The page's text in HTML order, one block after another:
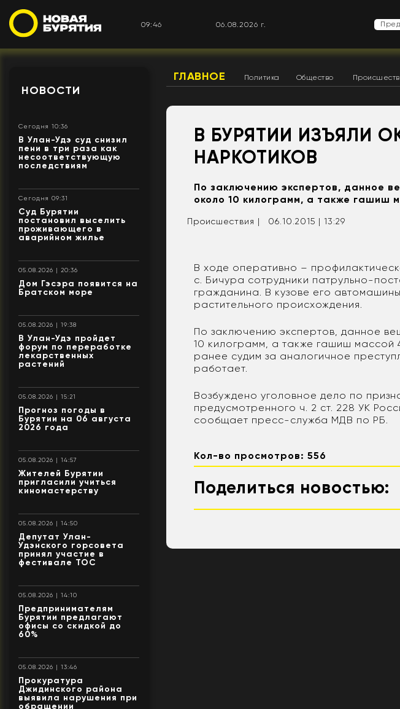
09:46 06.08.2026 г.
НОВОСТИ
Сегодня 10:36
В Улан-Удэ суд снизил
пени в три раза как
несоответствующую
последствиям
Сегодня 09:31
Суд Бурятии
постановил выселить
проживающего в
аварийном жилье
05.08.2026 | 20:36
Дом Гэсэра появится на
Братском море
05.08.2026 | 19:38
В Улан-Удэ пройдет
форум по переработке
лекарственных
растений
05.08.2026 | 15:21
Прогноз погоды в
Бурятии на 06 августа
2026 года
05.08.2026 | 14:57
Жителей Бурятии
пригласили учиться
киномастерству
05.08.2026 | 14:50
Депутат Улан-
Удэнского горсовета
принял участие в
фестивале ТОС
05.08.2026 | 14:10
Предпринимателям
Бурятии предлагают
офисы со скидкой до
60%
05.08.2026 | 13:46
Прокуратура
Джидинского района
выявила нарушения при
обращении
ГЛАВНОЕ Политика Общество
В БУРЯТИИ ИЗЪЯЛИ
НАРКОТИКОВ
По заключению экспертов, данное
около 10 килограмм, а также гашиш
Происшествия | 06.10.2015 | 13:29
В ходе оперативно –
с. Бичура сотрудники патрульно-
гражданина. В кузове его
растительного происхождения.
По заключению экспертов, данное
10 килограмм, а также гашиш массой
ранее судим за аналогичное
работает.
Возбуждено уголовное дело по
предусмотренного ч. 2 ст. 228 УК
сообщает пресс-служба МДВ по РБ.
Кол-во просмотров: 556
Поделиться новостью: